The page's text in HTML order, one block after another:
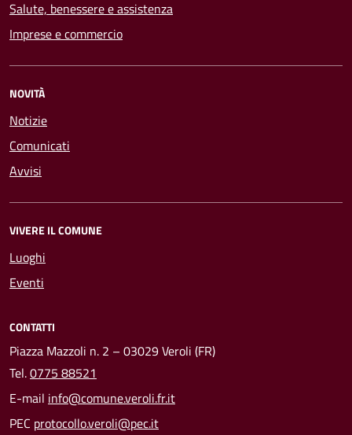
Salute, benessere e assistenza
Imprese e commercio
NOVITÀ
Notizie
Comunicati
Avvisi
VIVERE IL COMUNE
Luoghi
Eventi
CONTATTI
Piazza Mazzoli n. 2 – 03029 Veroli (FR)
Tel.0775 88521
E-mail info@comune.veroli.fr.it
PEC protocollo.veroli@pec.it